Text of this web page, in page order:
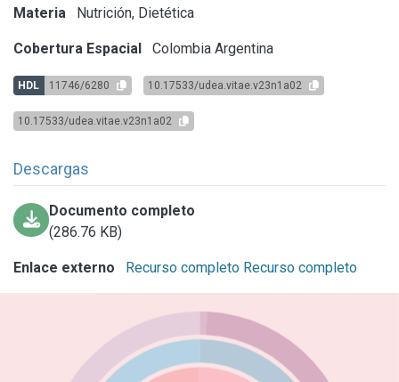
Materia Nutrición, Dietética
Cobertura Espacial Colombia Argentina
HDL 11746/6280 10.17533/udea.vitae.v23n1a02
10.17533/udea.vitae.v23n1a02
Descargas
Documento completo
(286.76 KB)
Enlace externo Recurso completo Recurso completo